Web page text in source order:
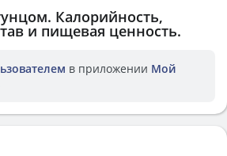
. Калорийность,
и пищевая ценность.
в приложении Мой